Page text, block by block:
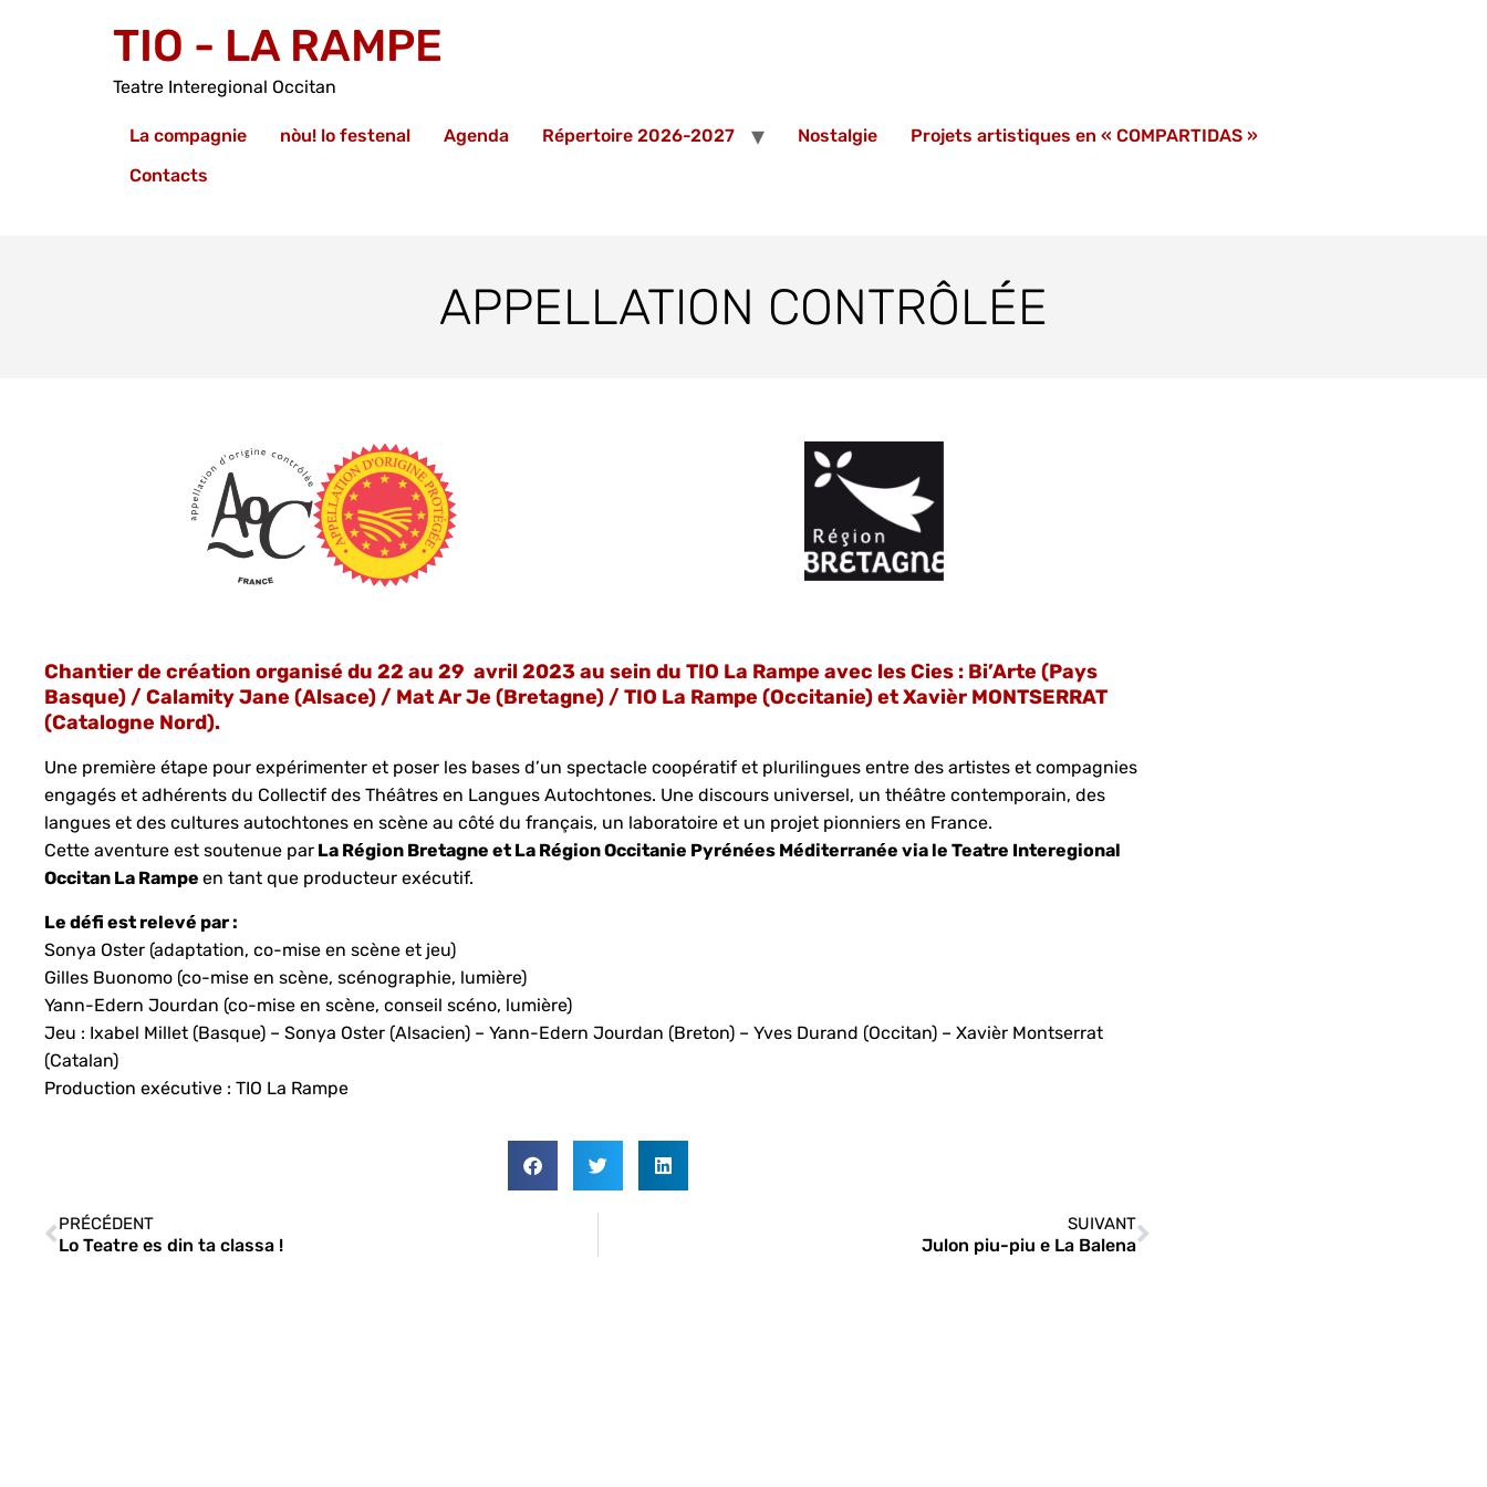
TIO - LA RAMPE
Teatre Interegional Occitan
La compagnie nòu! lo festenal Agenda Répertoire 2026-2027 Nostalgie
Projets artistiques en « COMPARTIDAS »
Contacts
APPELLATION CONTRÔLÉE
Chantier de création organisé du 22 au 29 avril 2023 au sein du TIO La Rampe avec les Cies : Bi’Arte (Pays
Basque) / Calamity Jane (Alsace) / Mat Ar Je (Bretagne) / TIO La Rampe (Occitanie) et Xavièr MONTSERRAT
(Catalogne Nord).
Une première étape pour expérimenter et poser les bases d’un spectacle coopératif et plurilingues entre des artistes et compagnies
engagés et adhérents du Collectif des Théâtres en Langues Autochtones. Une discours universel, un théâtre contemporain, des
langues et des cultures autochtones en scène au côté du français, un laboratoire et un projet pionniers en France.
Cette aventure est soutenue par La Région Bretagne et La Région Occitanie Pyrénées Méditerranée via le Teatre Interegional
Occitan La Rampeen tant que producteur exécutif.
Le défi est relevé par :
Sonya Oster (adaptation, co-mise en scène et jeu)
Gilles Buonomo (co-mise en scène, scénographie, lumière)
Yann-Edern Jourdan (co-mise en scène, conseil scéno, lumière)
Jeu : Ixabel Millet (Basque) – Sonya Oster (Alsacien) – Yann-Edern Jourdan (Breton) – Yves Durand (Occitan) – Xavièr Montserrat
(Catalan)
Production exécutive : TIO La Rampe
PRÉCÉDENT
Lo Teatre es din ta classa !
SUIVANT
Julon piu-piu e La Balena